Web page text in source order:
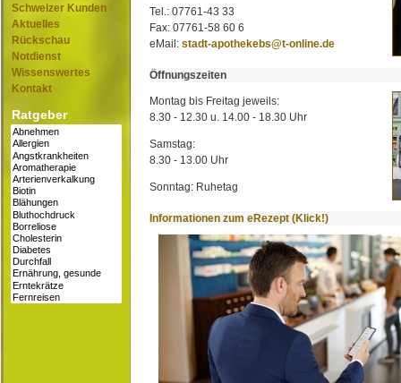
Schweizer Kunden
Aktuelles
Rückschau
Notdienst
Wissenswertes
Kontakt
Ratgeber
Tel.: 07761-43 33
Fax: 07761-58 60 6
eMail: stadt-apothekebs@t-online.de
Öffnungszeiten
Montag bis Freitag jeweils:
8.30 - 12.30 u. 14.00 - 18.30 Uhr
Samstag:
8.30 - 13.00 Uhr
Sonntag: Ruhetag
Informationen zum eRezept (Klick!)